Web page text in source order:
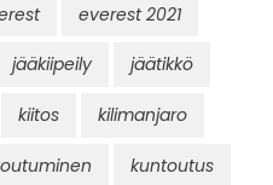
everest 2021
jääkiipeily jäätikkö
kiitos kilimanjaro
kuntoutus